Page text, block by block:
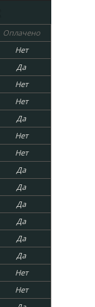
Оплачено
Нет
Да
Нет
Нет
Да
Нет
Нет
Да
Да
Да
Да
Да
Да
Нет
Нет